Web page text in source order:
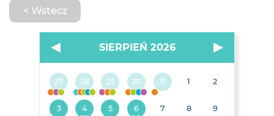
< Wstecz
SIERPIEŃ 2026
27 28 29 30 31 1 2
3 4 5 6 7 8 9